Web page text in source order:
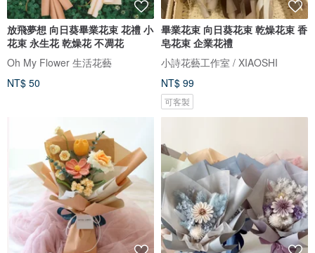
放飛夢想 向日葵畢業花束 花禮 小
花束 永生花 乾燥花 不凋花
Oh My Flower 生活花藝
NT$ 50
畢業花束 向日葵花束 乾燥花束 香
皂花束 企業花禮
小詩花藝工作室 / XIAOSHI
NT$ 99
可客製